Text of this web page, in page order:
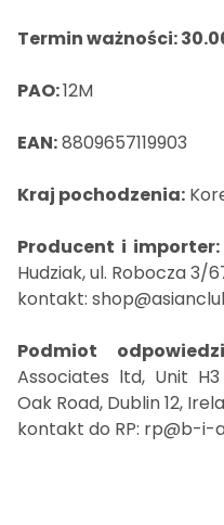
Termin ważności:
PAO:12M
EAN:8809657119903
Kraj pochodzenia:
Producent i importer:
Hudziak, ul. Robocza 3/
kontakt:
Podmiot
Associates ltd, Unit
Oak Road, Dublin 12,
kontakt do RP: rp@b-i-